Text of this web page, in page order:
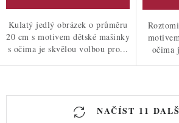
Kulatý jedlý obrázek o průměru
20 cm s motivem dětské mašinky
s očima je skvělou volbou pro...
očima
O NAČÍST 11